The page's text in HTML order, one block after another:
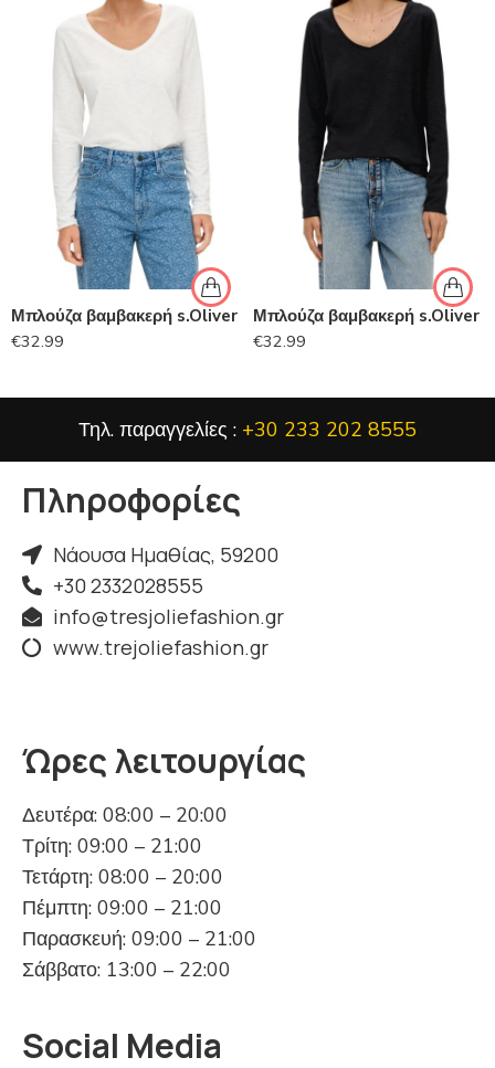
Μπλούζα βαμβακερή s.Oliver
€32.99
Μπλούζα βαμβακερή s.Oliver
€32.99
Τηλ. παραγγελίες : +30 233 202 8555
Πληροφορίες
Νάουσα Ημαθίας, 59200
+30 2332028555
info@tresjoliefashion.gr
www.trejoliefashion.gr
Ώρες λειτουργίας
Δευτέρα: 08:00 – 20:00
Τρίτη: 09:00 – 21:00
Τετάρτη: 08:00 – 20:00
Πέμπτη: 09:00 – 21:00
Παρασκευή: 09:00 – 21:00
Σάββατο: 13:00 – 22:00
Social Media